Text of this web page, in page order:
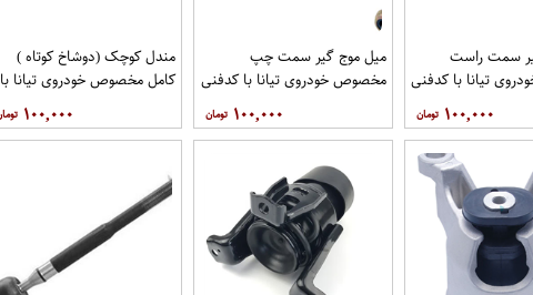
سمت راست
تیانا با کدفنی
54618-1AA0E برندنیسان موتور
۱۰۰,۰۰۰
میل موج گیر سمت چپ
مخصوص خودروی تیانا با کدفنی
54668-1AA0E برندنیسان موتور
فروشگاه مگاموتور ۱۰۰,۰۰۰
مندل کوچک (دوشاخ کوتاه )
کامل مخصوص خودروی تیانا با
کد فنی 551A0JN00Aبرند
نیسان موتور فروشگاه مگاموتور
۱۰۰,۰۰۰